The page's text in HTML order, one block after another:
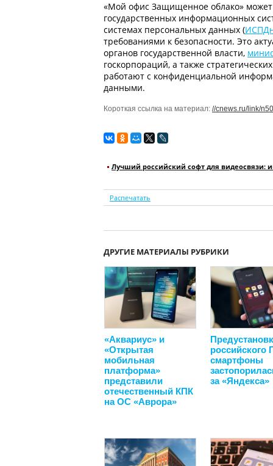
«Мой офис Защищенное облако»
государственных информационных
системах персональных данных (
требованиями к безопасности. Это
органов государственной власти,
госкорпораций, а также
работают с конфиденциальной
данными.
Короткая ссылка на материал: //cnews.ru/link/
Лучший российский софт для видеосвязи:
Распечатать
ДРУГИЕ МАТЕРИАЛЫ РУБРИКИ
«Аквариус» и
«Открытая
мобильная
платформа»
представили
отечественный КПК
на ОС «Аврора»
российского
смартфоны
за «Яндекса»